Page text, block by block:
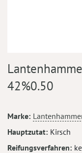
Anfang
der
Bildergalerie
42%0.50
Mehr
Informationen
Marke
Hauptzutat Kirsch
Reifungsverfahren